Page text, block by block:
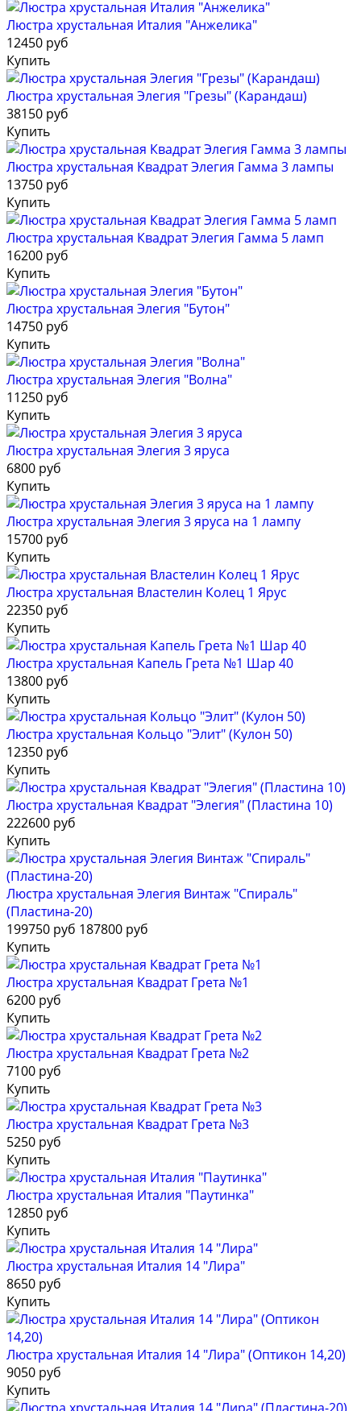
Люстра хрустальная Италия "Анжелика"
12450 руб
Купить
Люстра хрустальная Элегия "Грезы" (Карандаш)
38150 руб
Купить
Люстра хрустальная Квадрат Элегия Гамма 3 лампы
13750 руб
Купить
Люстра хрустальная Квадрат Элегия Гамма 5 ламп
16200 руб
Купить
Люстра хрустальная Элегия "Бутон"
14750 руб
Купить
Люстра хрустальная Элегия "Волна"
11250 руб
Купить
Люстра хрустальная Элегия 3 яруса
6800 руб
Купить
Люстра хрустальная Элегия 3 яруса на 1 лампу
15700 руб
Купить
Люстра хрустальная Властелин Колец 1 Ярус
22350 руб
Купить
Люстра хрустальная Капель Грета №1 Шар 40
13800 руб
Купить
Люстра хрустальная Кольцо "Элит" (Кулон 50)
12350 руб
Купить
Люстра хрустальная Квадрат "Элегия" (Пластина 10)
222600 руб
Купить
Люстра хрустальная Элегия Винтаж "Спираль"
(Пластина-20)
199750 руб 187800 руб
Купить
Люстра хрустальная Квадрат Грета №1
6200 руб
Купить
Люстра хрустальная Квадрат Грета №2
7100 руб
Купить
Люстра хрустальная Квадрат Грета №3
5250 руб
Купить
Люстра хрустальная Италия "Паутинка"
12850 руб
Купить
Люстра хрустальная Италия 14 "Лира"
8650 руб
Купить
Люстра хрустальная Италия 14 "Лира" (Оптикон 14,20)
9050 руб
Купить